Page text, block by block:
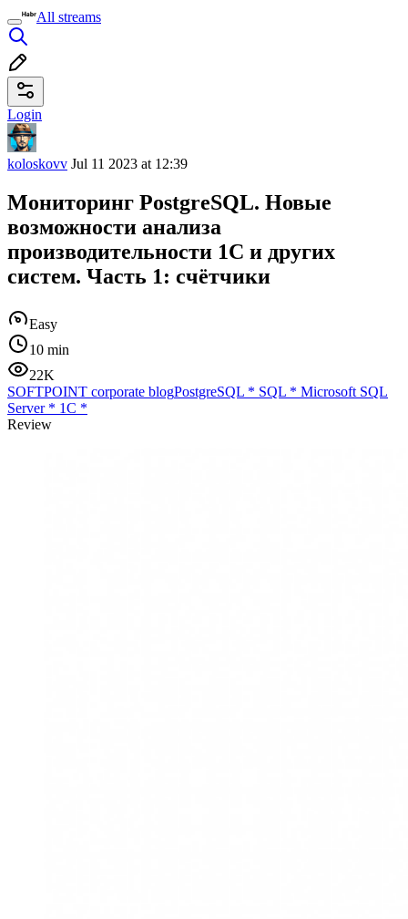
All streams
Login
koloskovv Jul 11 2023 at 12:39
Мониторинг PostgreSQL. Новые
возможности анализа
производительности 1С и других
систем. Часть 1: счётчики
Easy
10 min
22K
SOFTPOINT corporate blogPostgreSQL * SQL * Microsoft SQL
Server* 1C *
Review